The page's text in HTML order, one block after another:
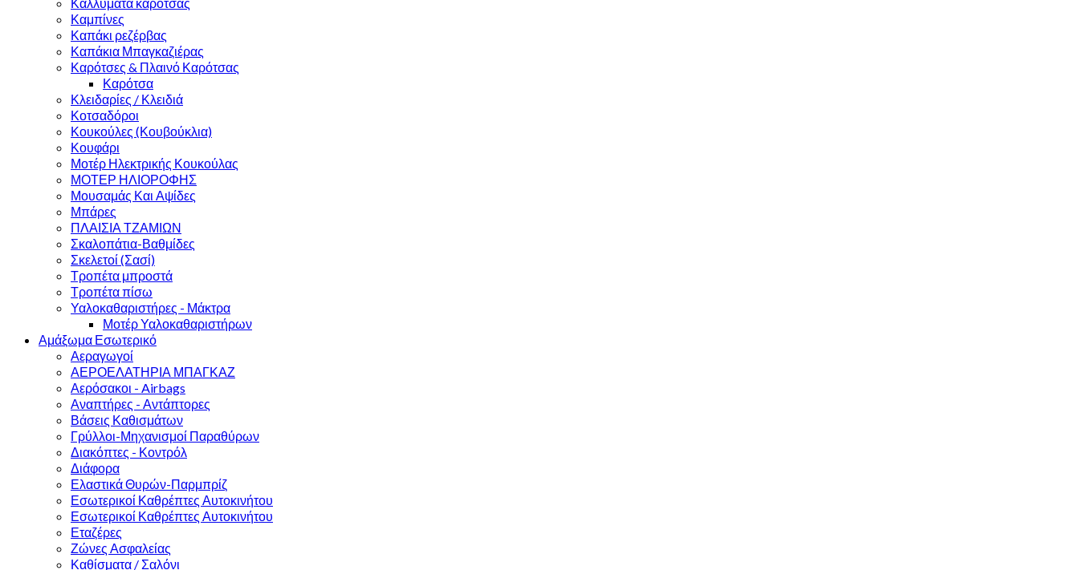
Καλλύματα καρότσας
Καμπίνες
Καπάκι ρεζέρβας
Καπάκια Μπαγκαζιέρας
Καρότσες & Πλαινό Καρότσας
Καρότσα
Κλειδαρίες / Κλειδιά
Κοτσαδόροι
Κουκούλες (Κουβούκλια)
Κουφάρι
Μοτέρ Ηλεκτρικής Κουκούλας
ΜΟΤΕΡ ΗΛΙΟΡΟΦΗΣ
Μουσαμάς Και Αψίδες
Μπάρες
ΠΛΑΙΣΙΑ ΤΖΑΜΙΩΝ
Σκαλοπάτια-Βαθμίδες
Σκελετοί (Σασί)
Τροπέτα μπροστά
Τροπέτα πίσω
Υαλοκαθαριστήρες - Μάκτρα
Μοτέρ Υαλοκαθαριστήρων
Αμάξωμα Εσωτερικό
Αεραγωγοί
ΑΕΡΟΕΛΑΤΗΡΙΑ ΜΠΑΓΚΑΖ
Αερόσακοι - Airbags
Αναπτήρες - Αντάπτορες
Βάσεις Καθισμάτων
Γρύλλοι-Μηχανισμοί Παραθύρων
Διακόπτες - Κοντρόλ
Διάφορα
Ελαστικά Θυρών-Παρμπρίζ
Εσωτερικοί Καθρέπτες Αυτοκινήτου
Εσωτερικοί Καθρέπτες Αυτοκινήτου
Εταζέρες
Ζώνες Ασφαλείας
Καθίσματα / Σαλόνι